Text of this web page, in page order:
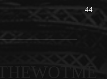
44